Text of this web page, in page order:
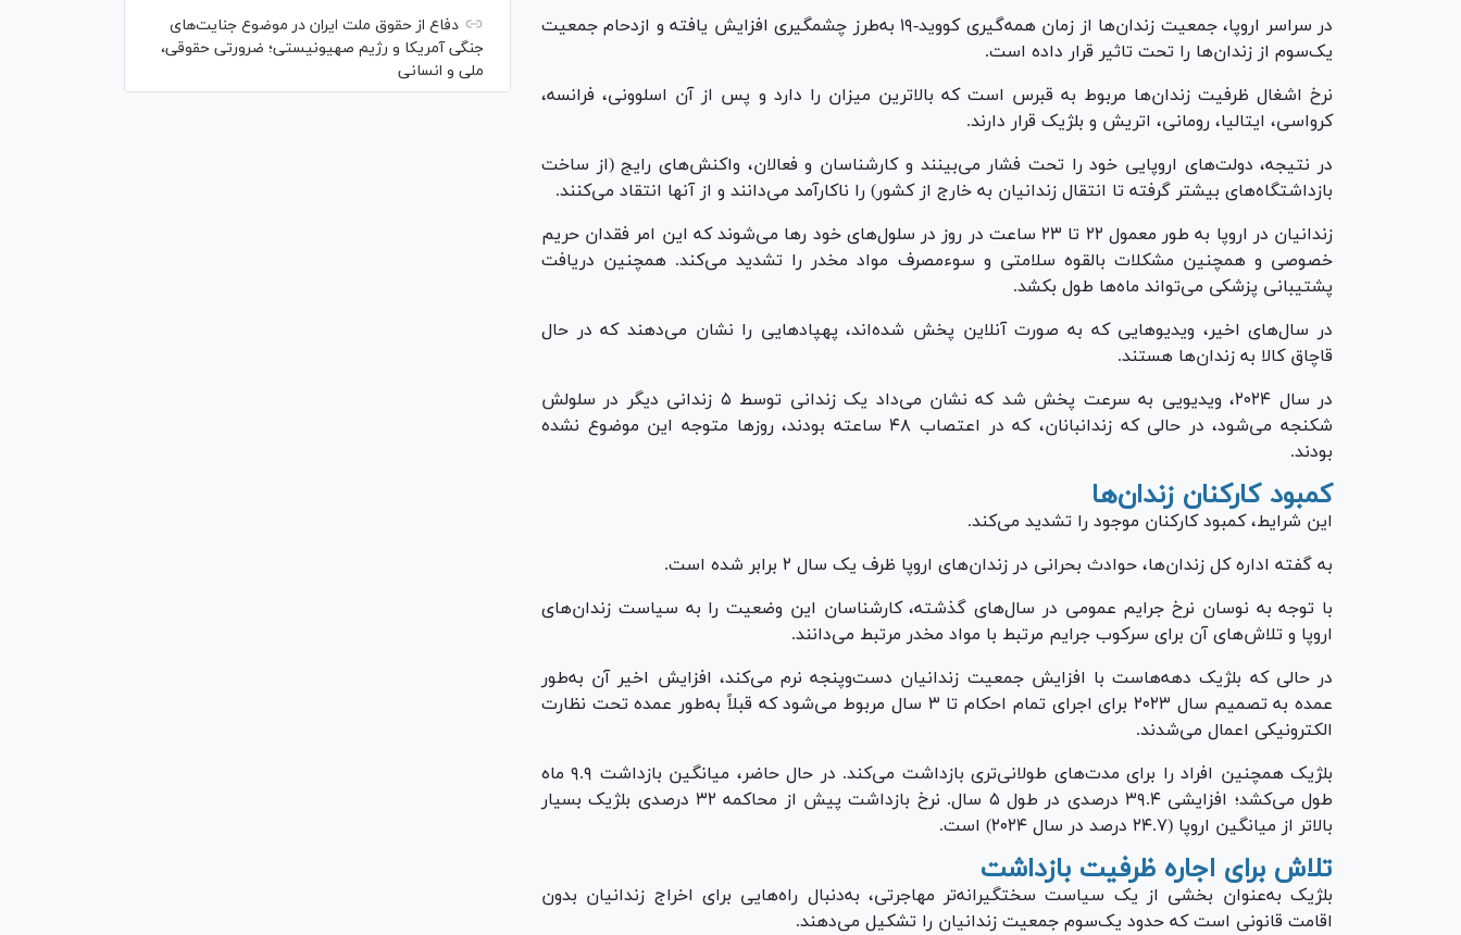
در سراسر اروپا، جمعیت زندان‌ها از زمان همه‌گیری کووید-۱۹ به‌طرز چشمگیری افزایش یافته و ازدحام جمعیت
یک‌سوم از زندان‌ها را تحت تاثیر قرار داده است.
نرخ اشغال ظرفیت زندان‌ها مربوط به قبرس است که بالاترین میزان را دارد و پس از آن اسلوونی، فرانسه،
کرواسی، ایتالیا، رومانی، اتریش و بلژیک قرار دارند.
در نتیجه، دولت‌های اروپایی خود را تحت فشار می‌بینند و کارشناسان و فعالان، واکنش‌های رایج (از ساخت
بازداشتگاه‌های بیشتر گرفته تا انتقال زندانیان به خارج از کشور) را ناکارآمد می‌دانند و از آنها انتقاد می‌کنند.
زندانیان در اروپا به طور معمول ۲۲ تا ۲۳ ساعت در روز در سلول‌های خود رها می‌شوند که این امر فقدان حریم
خصوصی و همچنین مشکلات بالقوه سلامتی و سوءمصرف مواد مخدر را تشدید می‌کند. همچنین دریافت
پشتیبانی پزشکی می‌تواند ماه‌ها طول بکشد.
در سال‌های اخیر، ویدیو‌هایی که به صورت آنلاین پخش شده‌اند، پهپاد‌هایی را نشان می‌دهند که در حال
قاچاق کالا به زندان‌ها هستند.
در سال ۲۰۲۴، ویدیویی به سرعت پخش شد که نشان می‌داد یک زندانی توسط ۵ زندانی دیگر در سلولش
شکنجه می‌شود، در حالی که زندانبانان، که در اعتصاب ۴۸ ساعته بودند، روز‌ها متوجه این موضوع نشده
بودند.
کمبود کارکنان زندان‌ها
این شرایط، کمبود کارکنان موجود را تشدید می‌کند.
به گفته اداره کل زندان‌ها، حوادث بحرانی در زندان‌های اروپا ظرف یک سال ۲ برابر شده است.
با توجه به نوسان نرخ جرایم عمومی در سال‌های گذشته، کارشناسان این وضعیت را به سیاست زندان‌های
اروپا و تلاش‌های آن برای سرکوب جرایم مرتبط با مواد مخدر مرتبط می‌دانند.
در حالی که بلژیک دهه‌هاست با افزایش جمعیت زندانیان دست‌وپنجه نرم می‌کند، افزایش اخیر آن به‌طور
عمده به تصمیم سال ۲۰۲۳ برای اجرای تمام احکام تا ۳ سال مربوط می‌شود که قبلاً به‌طور عمده تحت نظارت
الکترونیکی اعمال می‌شدند.
بلژیک همچنین افراد را برای مدت‌های طولانی‌تری بازداشت می‌کند. در حال حاضر، میانگین بازداشت ۹.۹ ماه
طول می‌کشد؛ افزایشی ۳۹.۴ درصدی در طول ۵ سال. نرخ بازداشت پیش از محاکمه ۳۲ درصدی بلژیک بسیار
بالاتر از میانگین اروپا (۲۴.۷ درصد در سال ۲۰۲۴) است.
تلاش برای اجاره ظرفیت بازداشت
بلژیک به‌عنوان بخشی از یک سیاست سختگیرانه‌تر مهاجرتی، به‌دنبال راه‌هایی برای اخراج زندانیان بدون
اقامت قانونی است که حدود یک‌سوم جمعیت زندانیان را تشکیل می‌دهند.
دفاع از حقوق ملت ایران در موضوع جنایت‌های
جنگی آمریکا و رژیم صهیونیستی؛ ضرورتی حقوقی،
ملی و انسانی